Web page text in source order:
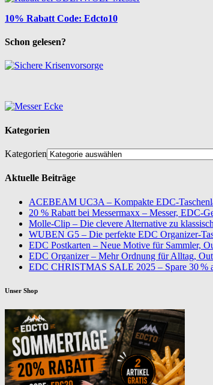
10% Rabatt Code: Edcto10
Schon gelesen?
Kategorien
Kategorien
Aktuelle Beiträge
ACEBEAM UC3A – Kompakte EDC-
20 % Rabatt bei Messermaxx – Messer, EDC-
Molle-Clip – Die clevere Alternative zu
WUBEN G5 – Die perfekte EDC Organizer-
EDC Postkarten – Neue Motive für Sammler,
EDC Organizer – Mehr Ordnung für Alltag,
EDC CHRISTMAS SALE 2025 – Spare 30 %
Unser Shop